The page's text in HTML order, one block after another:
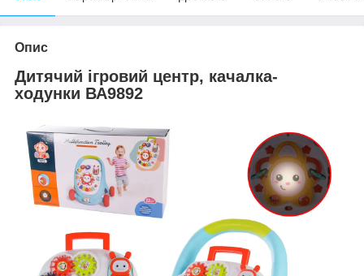
Опис
Дитячий ігровий центр, качалка-
ходунки ВА9892